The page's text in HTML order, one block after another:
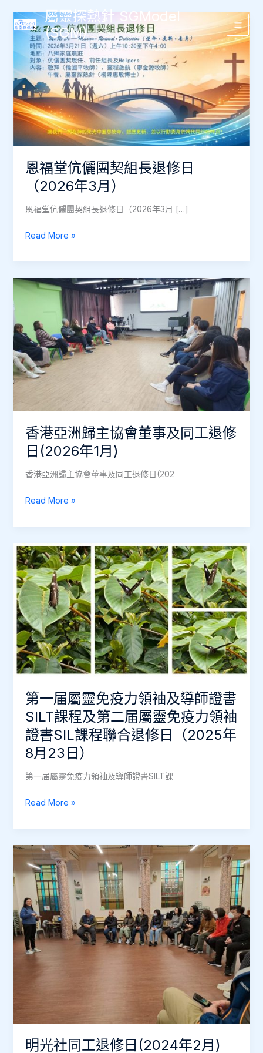
屬靈探熱針 SGModel
(SGM)
Main
恩福堂伉儷團契組長退修日
（2026年3月）
恩福堂伉儷團契組長退修日（2026年3月 […]
恩
堂
伉
儷
組
長
退
修
3
月）
Read More »
香港亞洲歸主協會董事及同工退修
日(2026年1月)
香港亞洲歸主協會董事及同工退修日(202
香
亞
歸
主
協
會
董
事
及
同
工
修
日
(2026
年
1
Read More »
第一届屬靈免疫力領袖及導師證書
SILT課程及第二届屬靈免疫力領袖
證書SIL課程聯合退修日（2025年
8月23日）
第一届屬靈免疫力領袖及導師證書SILT課
第
届
屬
靈
免
力
領
袖
及
導
程
Read More »
明光社同工退修日(2024年2月)